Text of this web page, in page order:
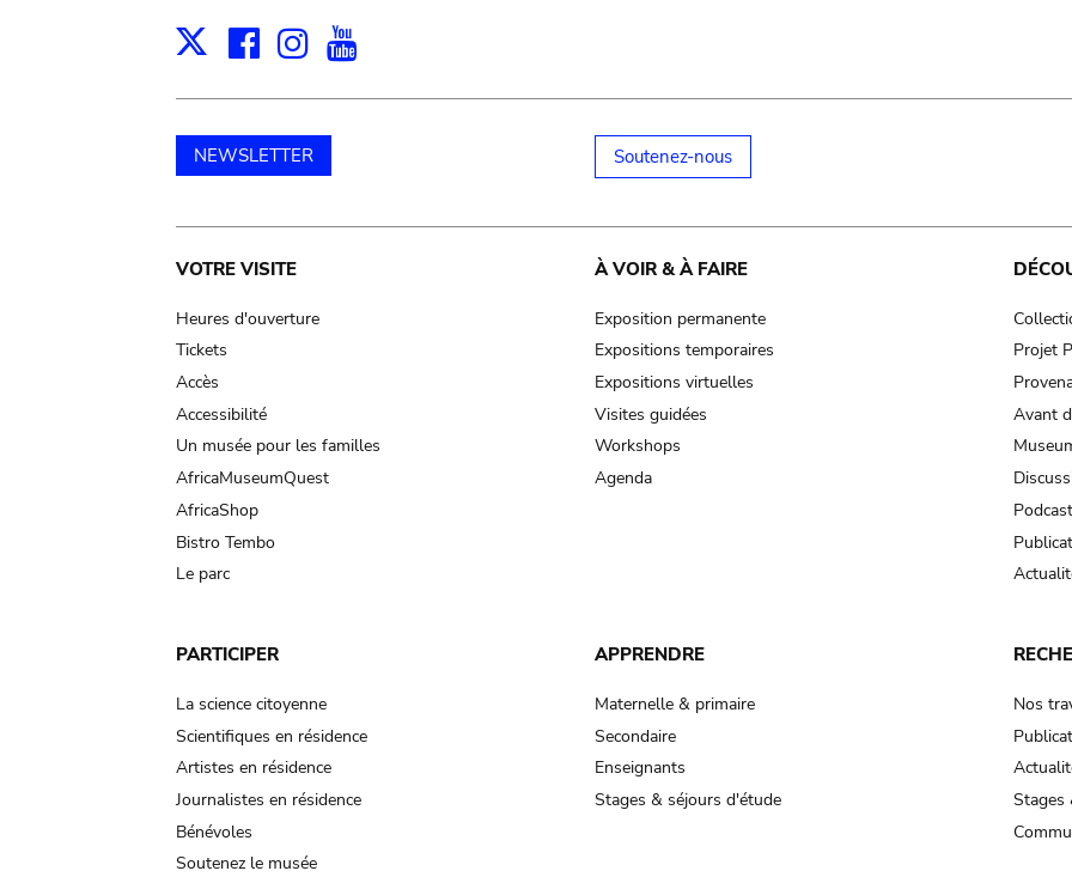
X Facebook
Instagram
NEWSLETTER Soutenez-nous
Main
navigation
VOTRE VISITE
Heures d'ouverture
Tickets
Accès
Accessibilité
Un musée pour les familles
AfricaMuseumQuest
AfricaShop
Bistro Tembo
Le parc
À VOIR & À FAIRE
Exposition permanente
Expositions temporaires
Expositions virtuelles
Visites guidées
Workshops
Agenda
Projet
Avant
PARTICIPER
La science citoyenne
Scientifiques en résidence
Artistes en résidence
Journalistes en résidence
Bénévoles
Soutenez le musée
APPRENDRE
Maternelle & primaire
Secondaire
Enseignants
Stages & séjours d'étude
Nos
Stages